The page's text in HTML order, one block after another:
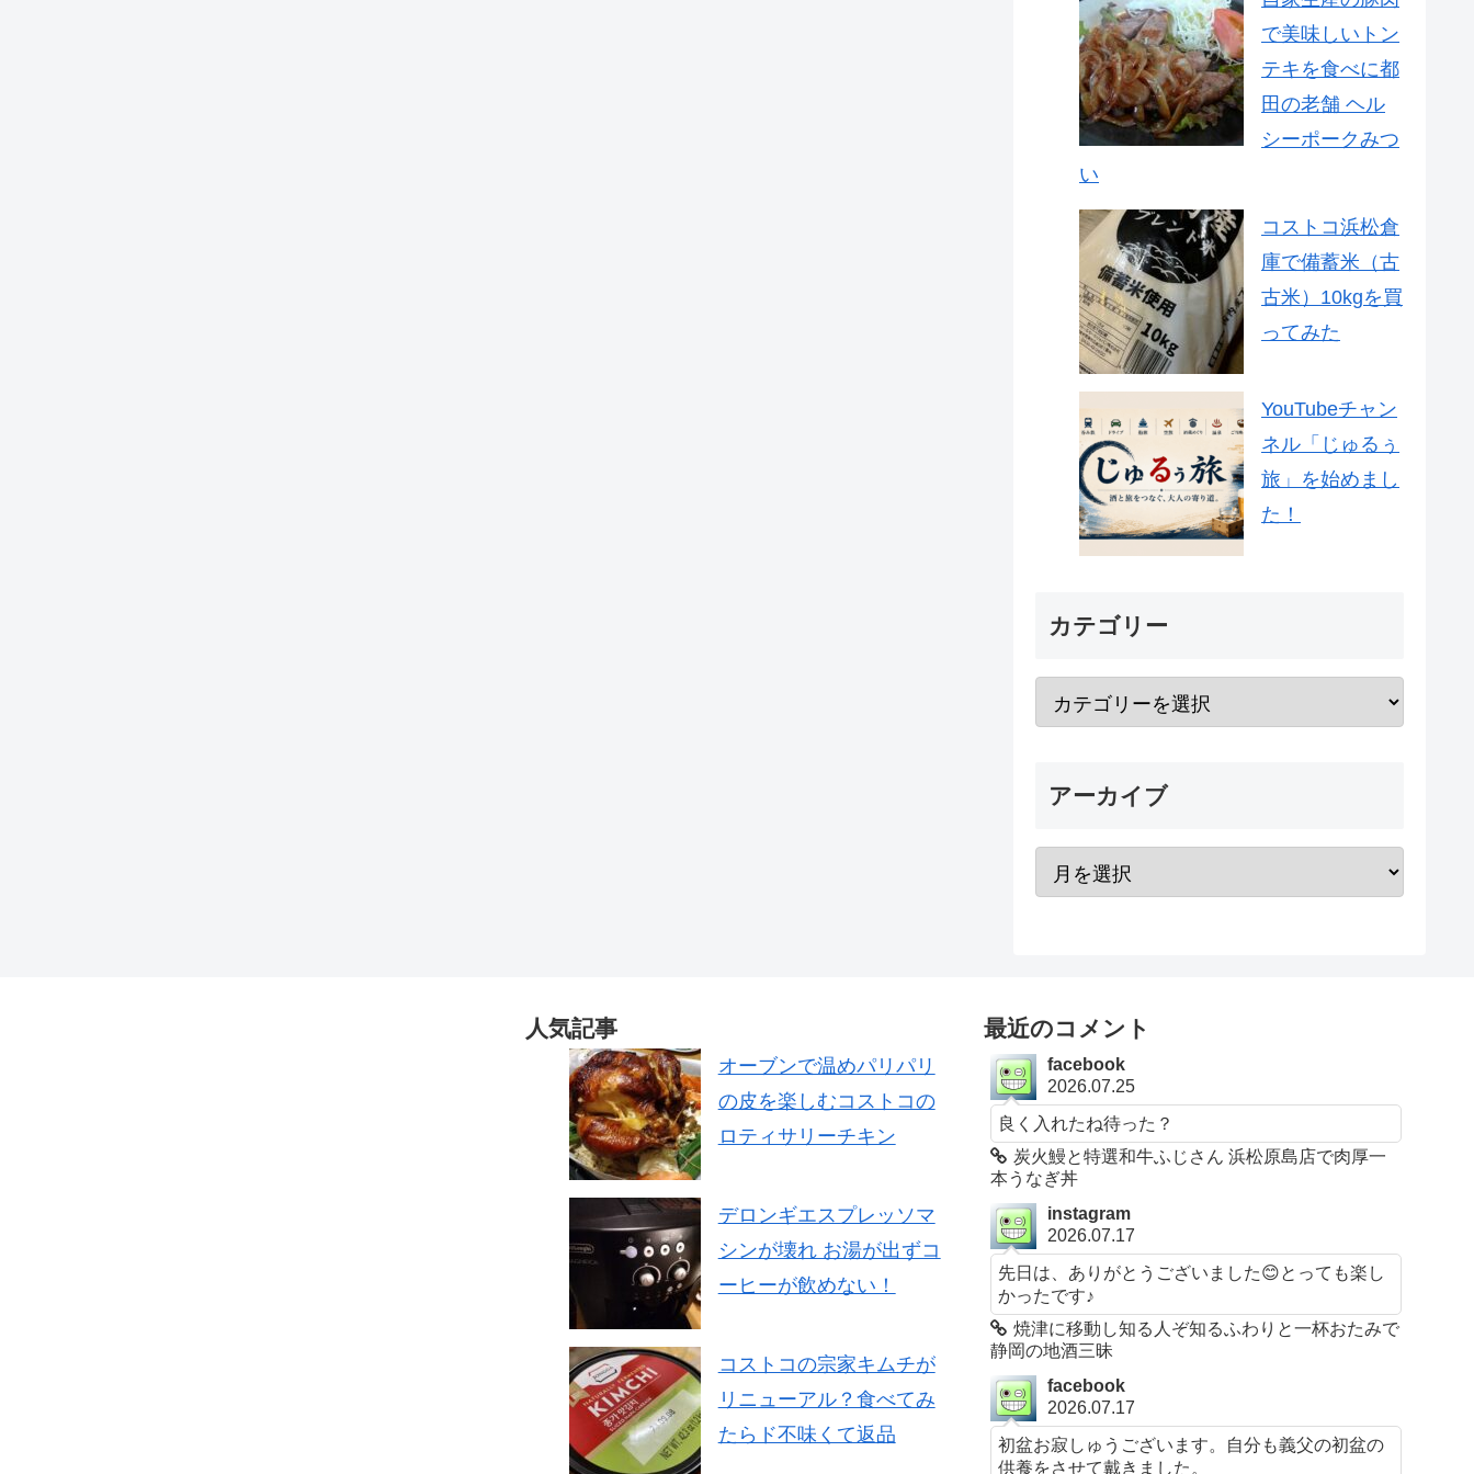
で美味しいトン
テキを食べに都
田の老舗 ヘル
シーポークみつ
い
コストコ浜松倉
庫で備蓄米（古
古米）10kgを買
ってみた
YouTubeチャン
ネル「じゅるぅ
旅」を始めまし
た！
カテゴリー
アーカイブ
人気記事
オーブンで温めパリパリ
の皮を楽しむコストコの
ロティサリーチキン
デロンギエスプレッソマ
シンが壊れ お湯が出ずコ
ーヒーが飲めない！
コストコの宗家キムチが
リニューアル？食べてみ
たらド不味くて返品
最近のコメント
facebook
2026.07.25
良く入れたね待った？
炭火鰻と特選和牛ふじさん 浜松原島店で肉厚一
本うなぎ丼
instagram
2026.07.17
先日は、ありがとうございました😊とっても楽し
かったです♪
焼津に移動し知る人ぞ知るふわりと一杯おたみで
静岡の地酒三昧
facebook
2026.07.17
初盆お寂しゅうございます。自分も義父の初盆の
供養をさせて戴きました。